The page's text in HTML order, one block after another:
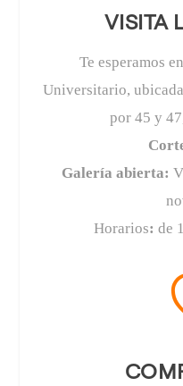
VISITA
Te esperamos
Universitario,
por 45 y
Galería abierta:
Horarios: de